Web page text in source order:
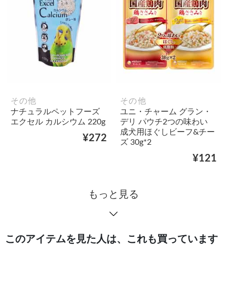
その他
ナチュラルペットフーズ
エクセル カルシウム 220g
¥272
その他
ユニ・チャーム グラン・
デリ パウチ2つの味わい
成犬用ほぐしビーフ&チー
ズ 30g*2
¥121
もっと見る
このアイテムを見た人は、これも買っています